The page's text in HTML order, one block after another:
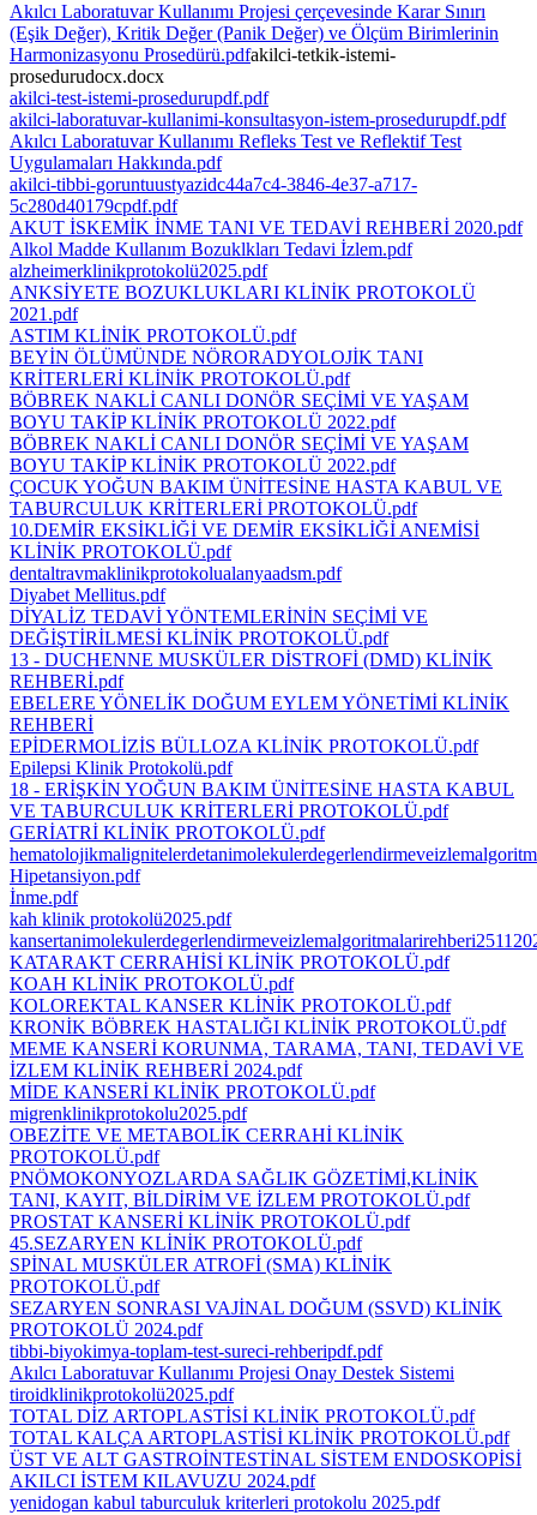
Akılcı Laboratuvar Kullanımı Projesi çerçevesinde Karar Sınırı
(Eşik Değer), Kritik Değer (Panik Değer) ve Ölçüm Birimlerinin
Harmonizasyonu Prosedürü.pdfakilci-tetkik-istemi-
prosedurudocx.docx
akilci-test-istemi-prosedurupdf.pdf
akilci-laboratuvar-kullanimi-konsultasyon-istem-prosedurupdf.pdf
Akılcı Laboratuvar Kullanımı Refleks Test ve Reflektif Test
Uygulamaları Hakkında.pdf
akilci-tibbi-goruntuustyazidc44a7c4-3846-4e37-a717-
5c280d40179cpdf.pdf
AKUT İSKEMİK İNME TANI VE TEDAVİ REHBERİ 2020.pdf
Alkol Madde Kullanım Bozuklkları Tedavi İzlem.pdf
alzheimerklinikprotokolü2025.pdf
ANKSİYETE BOZUKLUKLARI KLİNİK PROTOKOLÜ
2021.pdf
ASTIM KLİNİK PROTOKOLÜ.pdf
BEYİN ÖLÜMÜNDE NÖRORADYOLOJİK TANI
KRİTERLERİ KLİNİK PROTOKOLÜ.pdf
BÖBREK NAKLİ CANLI DONÖR SEÇİMİ VE YAŞAM
BOYU TAKİP KLİNİK PROTOKOLÜ 2022.pdf
BÖBREK NAKLİ CANLI DONÖR SEÇİMİ VE YAŞAM
BOYU TAKİP KLİNİK PROTOKOLÜ 2022.pdf
ÇOCUK YOĞUN BAKIM ÜNİTESİNE HASTA KABUL VE
TABURCULUK KRİTERLERİ PROTOKOLÜ.pdf
10.DEMİR EKSİKLİĞİ VE DEMİR EKSİKLİĞİ ANEMİSİ
KLİNİK PROTOKOLÜ.pdf
dentaltravmaklinikprotokolualanyaadsm.pdf
Diyabet Mellitus.pdf
DİYALİZ TEDAVİ YÖNTEMLERİNİN SEÇİMİ VE
DEĞİŞTİRİLMESİ KLİNİK PROTOKOLÜ.pdf
13 - DUCHENNE MUSKÜLER DİSTROFİ (DMD) KLİNİK
REHBERİ.pdf
EBELERE YÖNELİK DOĞUM EYLEM YÖNETİMİ KLİNİK
REHBERİ
EPİDERMOLİZİS BÜLLOZA KLİNİK PROTOKOLÜ.pdf
Epilepsi Klinik Protokolü.pdf
18 - ERİŞKİN YOĞUN BAKIM ÜNİTESİNE HASTA KABUL
VE TABURCULUK KRİTERLERİ PROTOKOLÜ.pdf
GERİATRİ KLİNİK PROTOKOLÜ.pdf
Hipetansiyon.pdf
İnme.pdf
kah klinik protokolü2025.pdf
KATARAKT CERRAHİSİ KLİNİK PROTOKOLÜ.pdf
KOAH KLİNİK PROTOKOLÜ.pdf
KOLOREKTAL KANSER KLİNİK PROTOKOLÜ.pdf
KRONİK BÖBREK HASTALIĞI KLİNİK PROTOKOLÜ.pdf
MEME KANSERİ KORUNMA, TARAMA, TANI, TEDAVİ VE
İZLEM KLİNİK REHBERİ 2024.pdf
MİDE KANSERİ KLİNİK PROTOKOLÜ.pdf
migrenklinikprotokolu2025.pdf
OBEZİTE VE METABOLİK CERRAHİ KLİNİK
PROTOKOLÜ.pdf
PNÖMOKONYOZLARDA SAĞLIK GÖZETİMİ,KLİNİK
TANI, KAYIT, BİLDİRİM VE İZLEM PROTOKOLÜ.pdf
PROSTAT KANSERİ KLİNİK PROTOKOLÜ.pdf
45.SEZARYEN KLİNİK PROTOKOLÜ.pdf
SPİNAL MUSKÜLER ATROFİ (SMA) KLİNİK
PROTOKOLÜ.pdf
SEZARYEN SONRASI VAJİNAL DOĞUM (SSVD) KLİNİK
PROTOKOLÜ 2024.pdf
tibbi-biyokimya-toplam-test-sureci-rehberipdf.pdf
Akılcı Laboratuvar Kullanımı Projesi Onay Destek Sistemi
tiroidklinikprotokolü2025.pdf
TOTAL DİZ ARTOPLASTİSİ KLİNİK PROTOKOLÜ.pdf
TOTAL KALÇA ARTOPLASTİSİ KLİNİK PROTOKOLÜ.pdf
ÜST VE ALT GASTROİNTESTİNAL SİSTEM ENDOSKOPİSİ
AKILCI İSTEM KILAVUZU 2024.pdf
yenidogan kabul taburculuk kriterleri protokolu 2025.pdf